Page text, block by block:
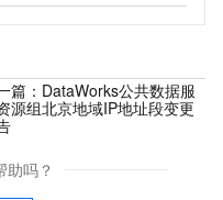
篇： DataWorks公共数据服
源组北京地域IP地址段变更
助吗？